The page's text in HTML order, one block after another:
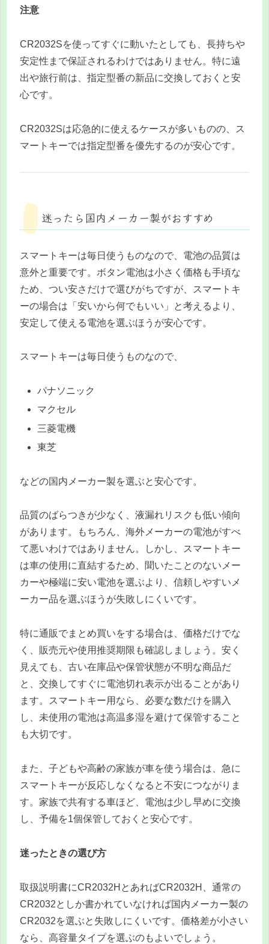
注意
CR2032Sを使ってすぐに動いたとしても、長持ちや
安定性まで保証されるわけではありません。特に遠
出や旅行前は、指定型番の新品に交換しておくと安
心です。
CR2032Sは応急的に使えるケースが多いものの、ス
マートキーでは指定型番を優先するのが安心です。
迷ったら国内メーカー製がおすすめ
スマートキーは毎日使うものなので、電池の品質は
意外と重要です。ボタン電池は小さく価格も手頃な
ため、つい安さだけで選びがちですが、スマートキ
ーの場合は「安いから何でもいい」と考えるより、
安定して使える電池を選ぶほうが安心です。
スマートキーは毎日使うものなので、
パナソニック
マクセル
三菱電機
東芝
などの国内メーカー製を選ぶと安心です。
品質のばらつきが少なく、液漏れリスクも低い傾向
があります。もちろん、海外メーカーの電池がすべ
て悪いわけではありません。しかし、スマートキー
は車の使用に直結するため、聞いたことのないメー
カーや極端に安い電池を選ぶより、信頼しやすいメ
ーカー品を選ぶほうが失敗しにくいです。
特に通販でまとめ買いをする場合は、価格だけでな
く、販売元や使用推奨期限も確認しましょう。安く
見えても、古い在庫品や保管状態が不明な商品だ
と、交換してすぐに電池切れ表示が出ることがあり
ます。スマートキー用なら、必要な数だけを購入
し、未使用の電池は高温多湿を避けて保管すること
も大切です。
また、子どもや高齢の家族が車を使う場合は、急に
スマートキーが反応しなくなると不安につながりま
す。家族で共有する車ほど、電池は少し早めに交換
し、予備を1個保管しておくと安心です。
迷ったときの選び方
取扱説明書にCR2032HとあればCR2032H、通常の
CR2032としか書かれていなければ国内メーカー製の
CR2032を選ぶと失敗しにくいです。価格差が小さい
なら、高容量タイプを選ぶのもよいでしょう。